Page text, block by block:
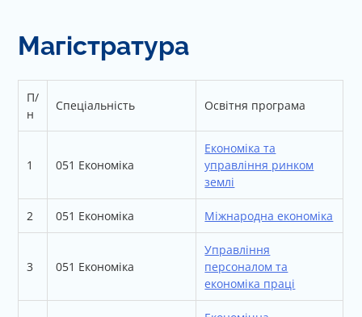
Магістратура
П/
н
Спеціальність Освітня програма
1 051 Економіка
Економіка та
управління ринком
землі
2 051 Економіка Міжнародна економіка
3 051 Економіка
Управління
персоналом та
економіка праці